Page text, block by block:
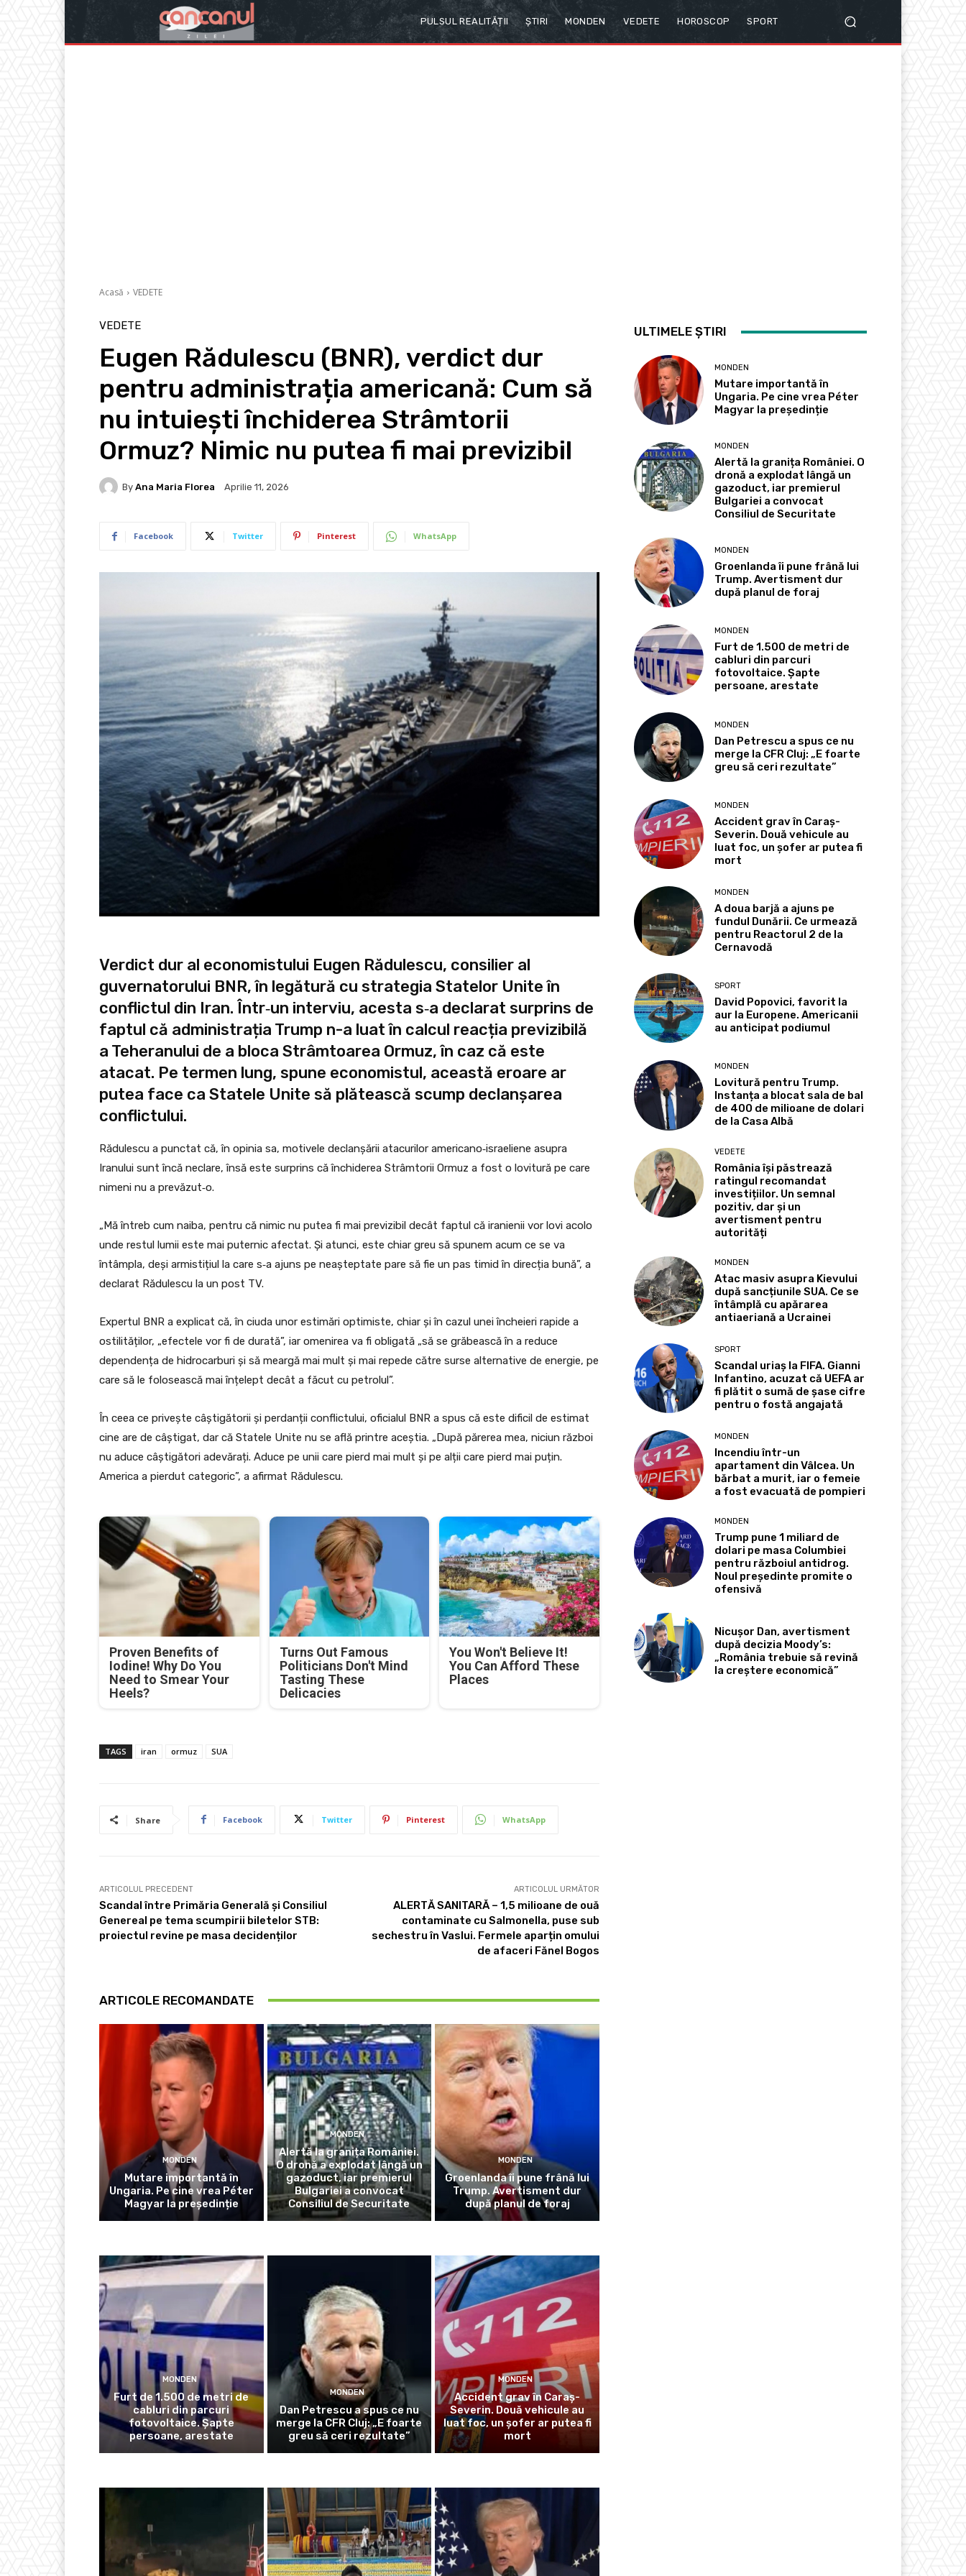
PULSUL REALITĂȚII ȘTIRI MONDEN VEDETE HOROSCOP SPORT
Acasă VEDETE
VEDETE
Eugen Rădulescu (BNR), verdict dur
pentru administrația americană: Cum să
nu intuiești închiderea Strâmtorii
Ormuz? Nimic nu putea fi mai previzibil
By Ana Maria Florea Aprilie 11, 2026
Facebook Twitter Pinterest WhatsApp
Verdict dur al economistului Eugen Rădulescu, consilier al
guvernatorului BNR, în legătură cu strategia Statelor Unite în
conflictul din Iran. Într‑un interviu, acesta s‑a declarat surprins de
faptul că administrația Trump n-a luat în calcul reacția previzibilă
a Teheranului de a bloca Strâmtoarea Ormuz, în caz că este
atacat. Pe termen lung, spune economistul, această eroare ar
putea face ca Statele Unite să plătească scump declanșarea
conflictului.
Rădulescu a punctat că, în opinia sa, motivele declanșării atacurilor americano‑israeliene asupra
Iranului sunt încă neclare, însă este surprins că închiderea Strâmtorii Ormuz a fost o lovitură pe care
nimeni nu a prevăzut‑o.
„Mă întreb cum naiba, pentru că nimic nu putea fi mai previzibil decât faptul că iranienii vor lovi acolo
unde restul lumii este mai puternic afectat. Și atunci, este chiar greu să spunem acum ce se va
întâmpla, deși armistițiul la care s‑a ajuns pe neașteptate pare să fie un pas timid în direcția bună”, a
declarat Rădulescu la un post TV.
Expertul BNR a explicat că, în ciuda unor estimări optimiste, chiar și în cazul unei încheieri rapide a
ostilităților, „efectele vor fi de durată”, iar omenirea va fi obligată „să se grăbească în a reduce
dependența de hidrocarburi și să meargă mai mult și mai repede către surse alternative de energie, pe
care să le folosească mai înțelept decât a făcut cu petrolul”.
În ceea ce privește câștigătorii și perdanții conflictului, oficialul BNR a spus că este dificil de estimat
cine are de câștigat, dar că Statele Unite nu se află printre aceștia. „După părerea mea, niciun război
nu aduce câștigători adevărați. Aduce pe unii care pierd mai mult și pe alții care pierd mai puțin.
America a pierdut categoric”, a afirmat Rădulescu.
Proven Benefits of
Iodine! Why Do You
Need to Smear Your
Heels?
Turns Out Famous
Politicians Don't Mind
Tasting These
Delicacies
You Won't Believe It!
You Can Afford These
Places
TAGS iran ormuz SUA
Share Facebook Twitter Pinterest WhatsApp
ARTICOLUL PRECEDENT
Scandal între Primăria Generală și Consiliul
Genereal pe tema scumpirii biletelor STB:
proiectul revine pe masa decidenților
ARTICOLUL URMĂTOR
ALERTĂ SANITARĂ – 1,5 milioane de ouă
contaminate cu Salmonella, puse sub
sechestru în Vaslui. Fermele aparțin omului
de afaceri Fănel Bogos
ARTICOLE RECOMANDATE
MONDEN
Mutare importantă în
Ungaria. Pe cine vrea Péter
Magyar la președinție
MONDEN
Alertă la granița României.
O dronă a explodat lângă un
gazoduct, iar premierul
Bulgariei a convocat
Consiliul de Securitate
MONDEN
Groenlanda îi pune frână lui
Trump. Avertisment dur
după planul de foraj
MONDEN
Furt de 1.500 de metri de
cabluri din parcuri
fotovoltaice. Șapte
persoane, arestate
MONDEN
Dan Petrescu a spus ce nu
merge la CFR Cluj: „E foarte
greu să ceri rezultate”
MONDEN
Accident grav în Caraș-
Severin. Două vehicule au
luat foc, un șofer ar putea fi
mort
ULTIMELE ȘTIRI
MONDEN
Mutare importantă în
Ungaria. Pe cine vrea Péter
Magyar la președinție
MONDEN
Alertă la granița României. O
dronă a explodat lângă un
gazoduct, iar premierul
Bulgariei a convocat
Consiliul de Securitate
MONDEN
Groenlanda îi pune frână lui
Trump. Avertisment dur
după planul de foraj
MONDEN
Furt de 1.500 de metri de
cabluri din parcuri
fotovoltaice. Șapte
persoane, arestate
MONDEN
Dan Petrescu a spus ce nu
merge la CFR Cluj: „E foarte
greu să ceri rezultate”
MONDEN
Accident grav în Caraș-
Severin. Două vehicule au
luat foc, un șofer ar putea fi
mort
MONDEN
A doua barjă a ajuns pe
fundul Dunării. Ce urmează
pentru Reactorul 2 de la
Cernavodă
SPORT
David Popovici, favorit la
aur la Europene. Americanii
au anticipat podiumul
MONDEN
Lovitură pentru Trump.
Instanța a blocat sala de bal
de 400 de milioane de dolari
de la Casa Albă
VEDETE
România își păstrează
ratingul recomandat
investițiilor. Un semnal
pozitiv, dar și un
avertisment pentru
autorități
MONDEN
Atac masiv asupra Kievului
după sancțiunile SUA. Ce se
întâmplă cu apărarea
antiaeriană a Ucrainei
SPORT
Scandal uriaș la FIFA. Gianni
Infantino, acuzat că UEFA ar
fi plătit o sumă de șase cifre
pentru o fostă angajată
MONDEN
Incendiu într-un
apartament din Vâlcea. Un
bărbat a murit, iar o femeie
a fost evacuată de pompieri
MONDEN
Trump pune 1 miliard de
dolari pe masa Columbiei
pentru războiul antidrog.
Noul președinte promite o
ofensivă
Nicușor Dan, avertisment
după decizia Moody’s:
„România trebuie să revină
la creștere economică”